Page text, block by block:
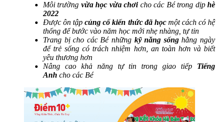
Môi trường vừa học vừa chơi cho các Bé trong dịphè
2022
Được ôn tậpcủng cố kiến thức đã họcmột cách có hệ
thống để bước vào năm học mới nhẹ nhàng, tự tin
Trang bị cho các Bé những kỹ năng sốnghằng ngày
để trẻ sống có trách nhiệm hơn, an toàn hơn và biết
yêu thương hơn
Nâng cao khả năng tự tin trong giao tiếp Tiếng
Anh cho các Bé